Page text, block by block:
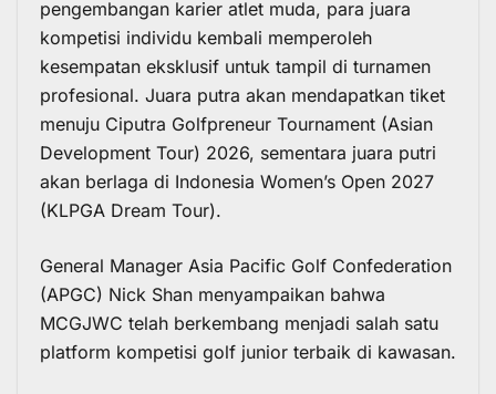
pengembangan karier atlet muda, para juara
kompetisi individu kembali memperoleh
kesempatan eksklusif untuk tampil di turnamen
profesional. Juara putra akan mendapatkan tiket
menuju Ciputra Golfpreneur Tournament (Asian
Development Tour) 2026, sementara juara putri
akan berlaga di Indonesia Women’s Open 2027
(KLPGA Dream Tour).
General Manager Asia Pacific Golf Confederation
(APGC) Nick Shan menyampaikan bahwa
MCGJWC telah berkembang menjadi salah satu
platform kompetisi golf junior terbaik di kawasan.